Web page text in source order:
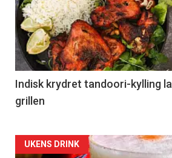
Indisk krydret tandoori-kylling
grillen
Forsiden
UKENS DRINK